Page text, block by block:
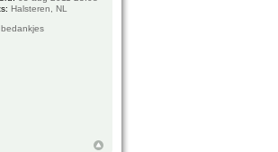
Halsteren, NL